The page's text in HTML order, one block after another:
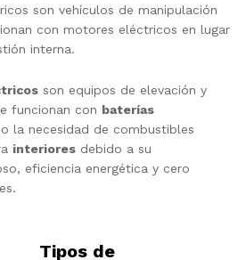
son vehículos de manipulación
con motores eléctricos en lugar
interna.
son equipos de elevación y
funcionan con baterías
la necesidad de combustibles
interiores debido a su
eficiencia energética y cero
Tipos de